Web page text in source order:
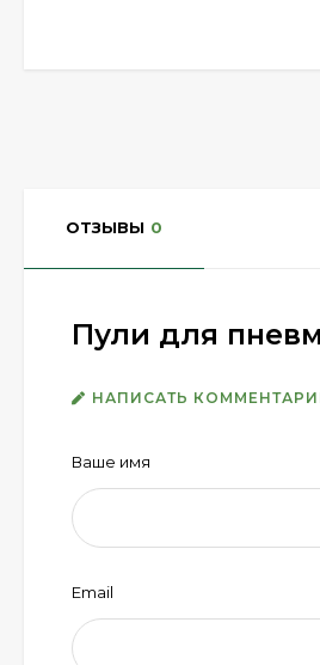
ОТЗЫВЫ 0
Пули для
НАПИСАТЬ
Ваше имя
Email